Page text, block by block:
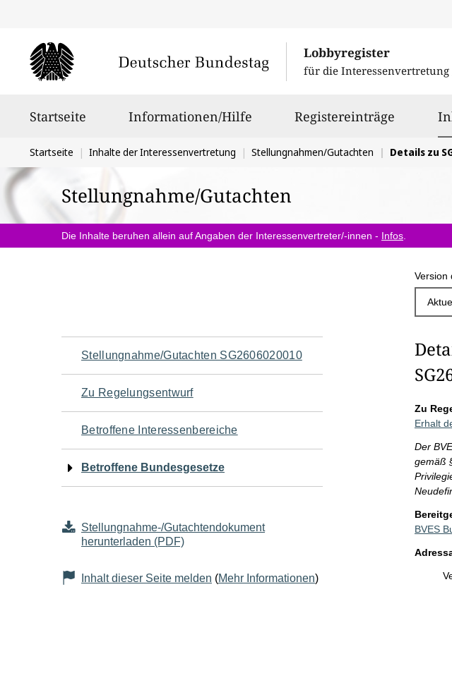
Lobbyregister
für die Interessenvertretung
Startseite Informationen/Hilfe Registereinträge
Sie
befinden
sich
hier:
Startseite Inhalte der Interessenvertretung Stellungnahmen/Gutachten Details zu
Stellungnahme/Gutachten
Die Inhalte beruhen allein auf Angaben der Interessenvertreter/-innen - Infos
Version
Navigation
für
den
Seiteninhalt
Stellungnahme/Gutachten SG2606020010
Zu Regelungsentwurf
Betroffene Interessenbereiche
Betroffene Bundesgesetze
Stellungnahme-/Gutachtendokument
herunterladen (PDF)
Inhalt dieser Seite melden (Mehr Informationen)
Zu
Erhalt
Der
gemäß
BVES